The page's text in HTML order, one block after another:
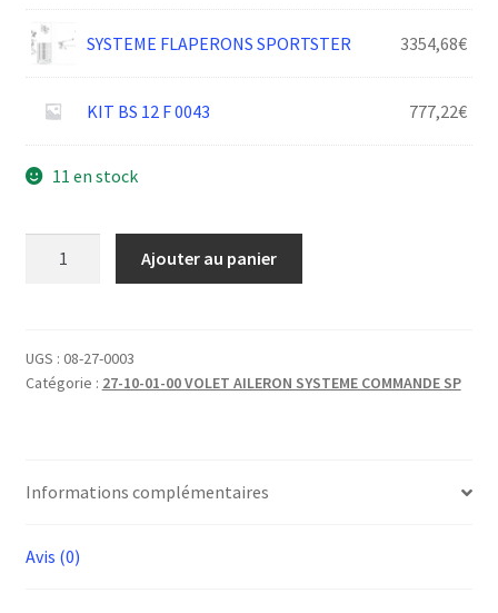
SYSTEME FLAPERONS SPORTSTER 3354,68€
KIT BS 12 F 0043 777,22€
11 en stock
CHARIOT
VOLET
Ajouter au panier
UGS : 08-27-0003
Catégorie : 27-10-01-00 VOLET AILERON SYSTEME COMMANDE SP
Informations complémentaires
Avis (0)